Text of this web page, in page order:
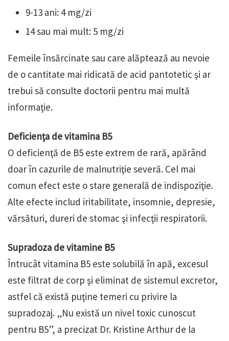
9-13 ani: 4 mg/zi
14 sau mai mult: 5 mg/zi
Femeile însărcinate sau care alăptează au nevoie
de o cantitate mai ridicată de acid pantotetic şi ar
trebui să consulte doctorii pentru mai multă
informaţie.
Deficienţa de vitamina B5
O deficienţă de B5 este extrem de rară, apărând
doar în cazurile de malnutriţie severă. Cel mai
comun efect este o stare generală de indispoziţie.
Alte efecte includ iritabilitate, insomnie, depresie,
vărsături, dureri de stomac şi infecţii respiratorii.
Supradoza de vitamine B5
Întrucât vitamina B5 este solubilă în apă, excesul
este filtrat de corp şi eliminat de sistemul excretor,
astfel că există puţine temeri cu privire la
supradozaj. „Nu există un nivel toxic cunoscut
pentru B5”, a precizat Dr. Kristine Arthur de la